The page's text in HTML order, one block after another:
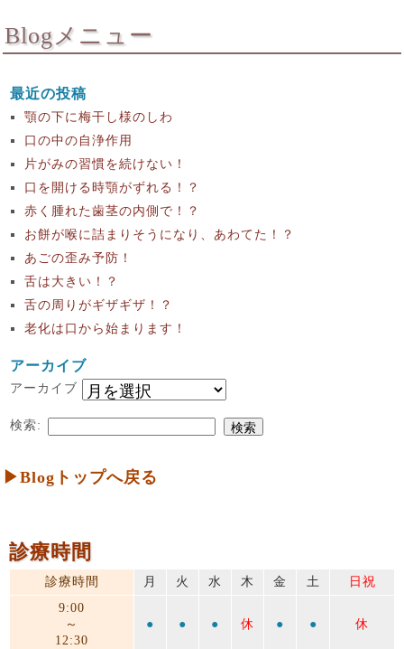
Blogメニュー
最近の投稿
顎の下に梅干し様のしわ
口の中の自浄作用
片がみの習慣を続けない！
口を開ける時顎がずれる！？
赤く腫れた歯茎の内側で！？
お餅が喉に詰まりそうになり、あわてた！？
あごの歪み予防！
舌は大きい！？
舌の周りがギザギザ！？
老化は口から始まります！
アーカイブ
アーカイブ
検索:
▶Blogトップへ戻る
診療時間
診療時間 月 火 水 木 金 土
日祝
9:00
～
12:30
● ● ● 休 ● ● 休